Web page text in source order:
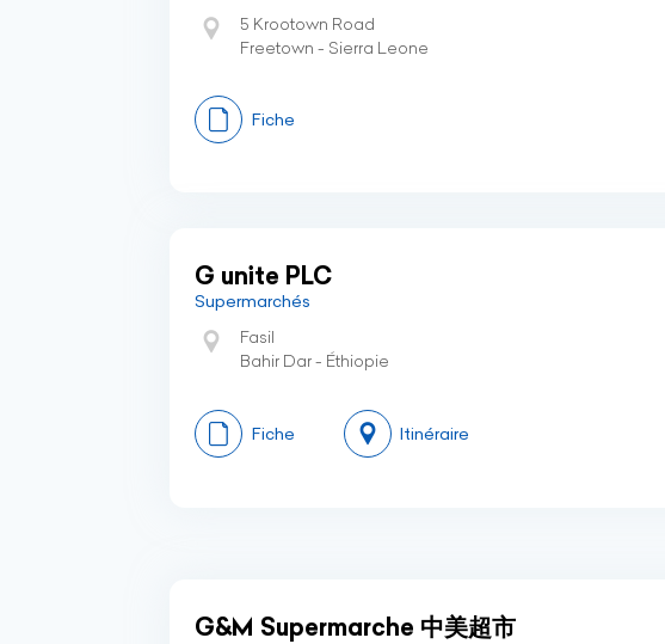
5 Krootown Road
Freetown - Sierra Leone
Fiche
G unite PLC
Supermarchés
Fasil
Bahir Dar - Éthiopie
Fiche Itinéraire
G&M Supermarche 中美超市